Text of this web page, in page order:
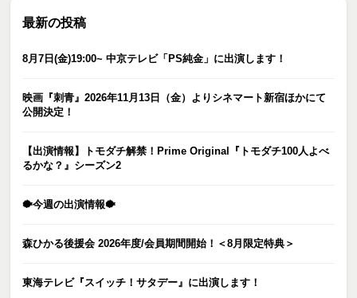
最新の投稿
8月7日(金)19:00~ 中京テレビ「PS純金」に出演します！
映画『刺青』2026年11月13日（金）よりシネマート新宿ほかにて
公開決定！
【出演情報】トモダチ解禁！Prime Original『トモダチ100人よべ
るかな？』シーズン2
🐡今週の出演情報🐡
森ひかる後援会 2026年度/会員期間開始！＜8月限定特典＞
東海テレビ『スイッチ！サタデー』に出演します！